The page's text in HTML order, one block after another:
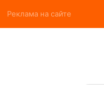
Реклама на сайте